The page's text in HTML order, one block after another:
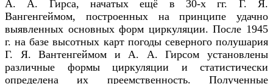
А. А. Гирса, начатых ещё в 30-х гг. Г. Я.
Вангенгеймом, построенных на принципе удачно
выявленных основных форм циркуляции. После 1945
г. на базе высотных карт погоды северного полушария
Г. Я. Вантенгеймом и А. А. Гирсом установлены
различные формы циркуляции и статистически
определена их преемственность. Полученные